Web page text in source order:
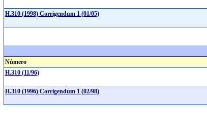
H.310 (1998) Corrigendum 1 (01/05)
Número
H.310 (11/96)
H.310 (1996) Corrigendum 1 (02/98)